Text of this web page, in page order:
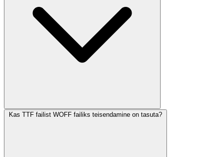
Kas TTF failist WOFF failiks teisendamine on tasuta?